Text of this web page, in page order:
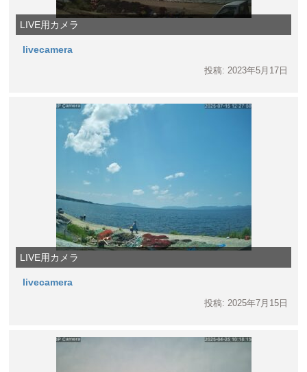
LIVE用カメラ
livecamera
投稿: 2023年5月17日
LIVE用カメラ
livecamera
投稿: 2025年7月15日